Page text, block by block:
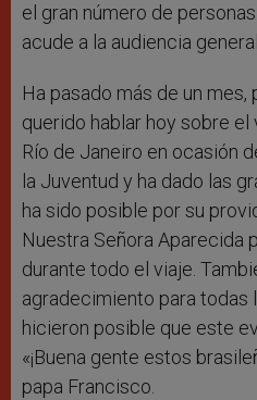
el gran número de
acude a la audiencia
Ha pasado más de un mes,
querido hablar hoy sobre el
Río de Janeiro en ocasión
la Juventud y ha dado las
ha sido posible por su
Nuestra Señora Aparecida
durante todo el viaje.
agradecimiento para todas
hicieron posible que este
«¡Buena gente estos
papa Francisco.